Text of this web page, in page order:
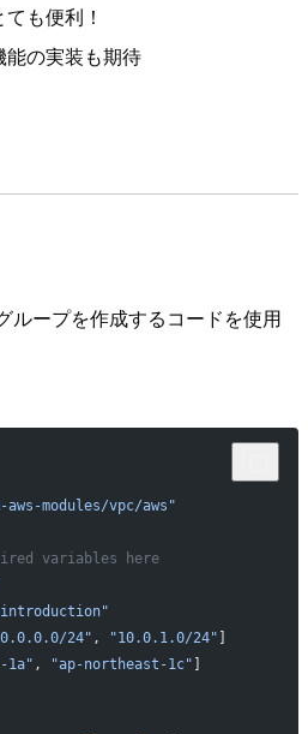
も便利！
の実装も期待
ループを作成するコードを使用
modules/vpc/aws"
variables here
24" , "10.0.1.0/24"
1a" , "ap-northeast-1c"